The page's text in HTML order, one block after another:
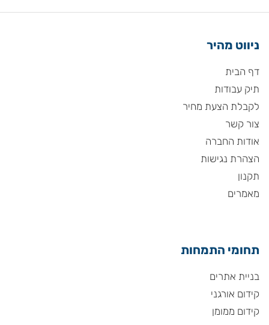
ניווט מהיר
דף הבית
תיק עבודות
לקבלת הצעת מחיר
צור קשר
אודות החברה
הצהרת נגישות
תקנון
מאמרים
תחומי התמחות
בניית אתרים
קידום אורגני
קידום ממומן